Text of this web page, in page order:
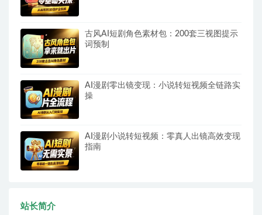
古风AI短剧角色素材包：200套三视图提示
词预制
AI漫剧零出镜变现：小说转短视频全链路实
操
AI漫剧小说转短视频：零真人出镜高效变现
指南
站长简介